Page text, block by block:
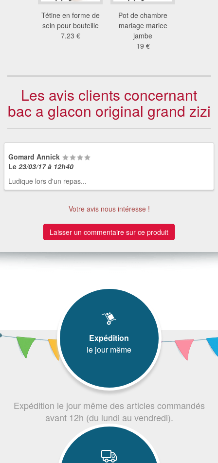
Tétine en forme de
sein pour bouteille
7.23 €
Pot de chambre
mariage mariee
jambe
19 €
Les avis clients concernant
bac a glacon original grand zizi
Gomard Annick
Le 23/03/17 à 12h40
Ludique lors d'un repas...
Votre avis nous intéresse !
Laisser un commentaire sur ce produit
Expédition
le jour même
Expédition le jour même des articles commandés
avant 12h (du lundi au vendredi).